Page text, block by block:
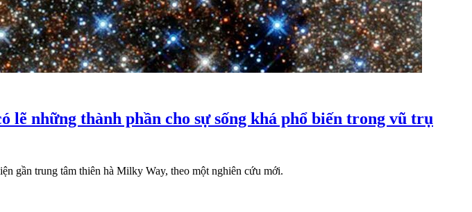
những thành phần cho sự sống khá phổ biến trong vũ trụ
gần trung tâm thiên hà Milky Way, theo một nghiên cứu mới.